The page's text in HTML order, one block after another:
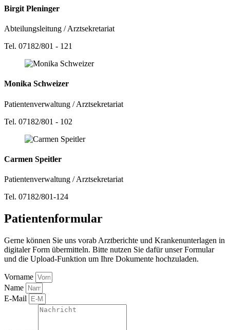
Birgit Pleninger
Abteilungsleitung / Arztsekretariat
Tel. 07182/801 - 121
Monika Schweizer
Patientenverwaltung / Arztsekretariat
Tel. 07182/801 - 102
Carmen Speitler
Patientenverwaltung / Arztsekretariat
Tel. 07182/801-124
Patientenformular
Gerne können Sie uns vorab Arztberichte und Krankenunterlagen in
digitaler Form übermitteln. Bitte nutzen Sie dafür unser Formular
und die Upload-Funktion um Ihre Dokumente hochzuladen.
Vorname
Name
E-Mail